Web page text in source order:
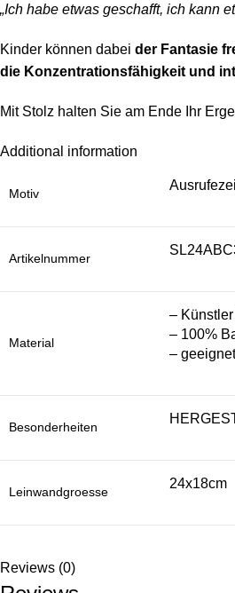
„Ich habe etwas geschafft, ich kann
Kinder können dabei der Fantasie
die Konzentrationsfähigkeit und
Mit Stolz halten Sie am Ende Ihr
Additional information
Motiv
Artikelnummer
Material
–
– 100%
–
Besonderheiten
Leinwandgroesse
24x18cm
Reviews (0)